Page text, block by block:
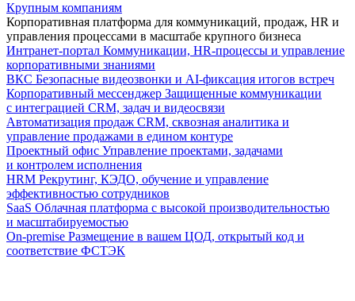
Крупным компаниям
Корпоративная платформа для коммуникаций, продаж, HR и
управления процессами в масштабе крупного бизнеса
Интранет-портал Коммуникации, HR-процессы и управление
корпоративными знаниями
ВКС Безопасные видеозвонки и AI-фиксация итогов встреч
Корпоративный мессенджер Защищенные коммуникации
с интеграцией CRM, задач и видеосвязи
Автоматизация продаж CRM, сквозная аналитика и
управление продажами в едином контуре
Проектный офис Управление проектами, задачами
и контролем исполнения
HRM Рекрутинг, КЭДО, обучение и управление
эффективностью сотрудников
SaaS Облачная платформа с высокой производительностью
и масштабируемостью
On-premise Размещение в вашем ЦОД, открытый код и
соответствие ФСТЭК